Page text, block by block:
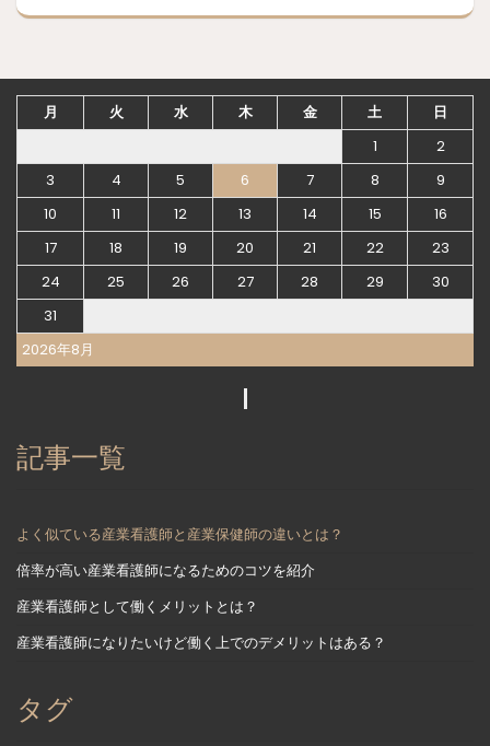
2026年8月
月 火 水 木 金 土
日
1
2
3
4 5 6 7 8
9
10
11 12 13 14 15
16
17
18 19 20 21 22
23
24
25 26 27 28 29
30
31
記事一覧
よく似ている産業看護師と産業保健師の違いとは？
倍率が高い産業看護師になるためのコツを紹介
産業看護師として働くメリットとは？
産業看護師になりたいけど働く上でのデメリットはある？
タグ